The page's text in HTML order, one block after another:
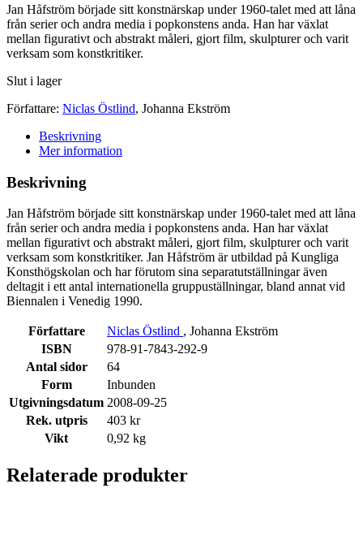
Jan Håfström började sitt konstnärskap under 1960-talet med att låna
från serier och andra media i popkonstens anda. Han har växlat
mellan figurativt och abstrakt måleri, gjort film, skulpturer och varit
verksam som konstkritiker.
Slut i lager
Författare: Niclas Östlind, Johanna Ekström
Beskrivning
Mer information
Beskrivning
Jan Håfström började sitt konstnärskap under 1960-talet med att låna
från serier och andra media i popkonstens anda. Han har växlat
mellan figurativt och abstrakt måleri, gjort film, skulpturer och varit
verksam som konstkritiker. Jan Håfström är utbildad på Kungliga
Konsthögskolan och har förutom sina separatutställningar även
deltagit i ett antal internationella gruppuställningar, bland annat vid
Biennalen i Venedig 1990.
Författare Niclas Östlind , Johanna Ekström
ISBN
978-91-7843-292-9
Antal sidor
64
Form
Inbunden
Utgivningsdatum 2008-09-25
Rek. utpris
403 kr
Vikt
0,92 kg
Relaterade produkter